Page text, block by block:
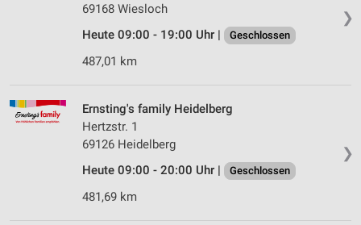
❯
69168 Wiesloch
Heute 09:00 - 19:00 Uhr |
Geschlossen
487,01 km
❯
Ernsting's family Heidelberg
Hertzstr. 1
69126 Heidelberg
Heute 09:00 - 20:00 Uhr |
Geschlossen
481,69 km